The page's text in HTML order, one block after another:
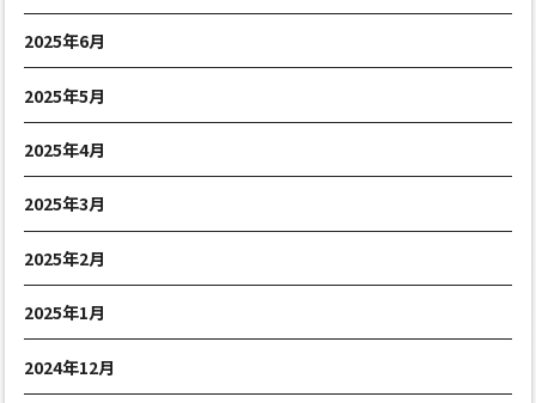
2025年6月
2025年5月
2025年4月
2025年3月
2025年2月
2025年1月
2024年12月